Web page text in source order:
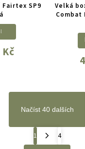
SP9
Velká
Combat
Načíst 40 dalších
1
4